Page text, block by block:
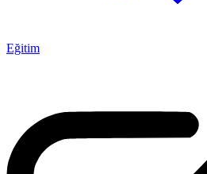
Eğitim